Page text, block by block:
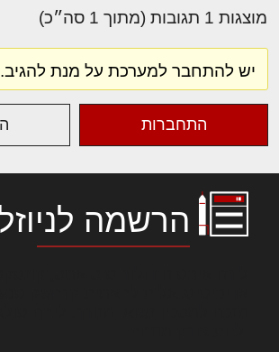
מוצגות 1 תגובות (מתוך 1 סה״כ)
יש להתחבר למערכת על מנת להגיב.
התחברות
הרשמה